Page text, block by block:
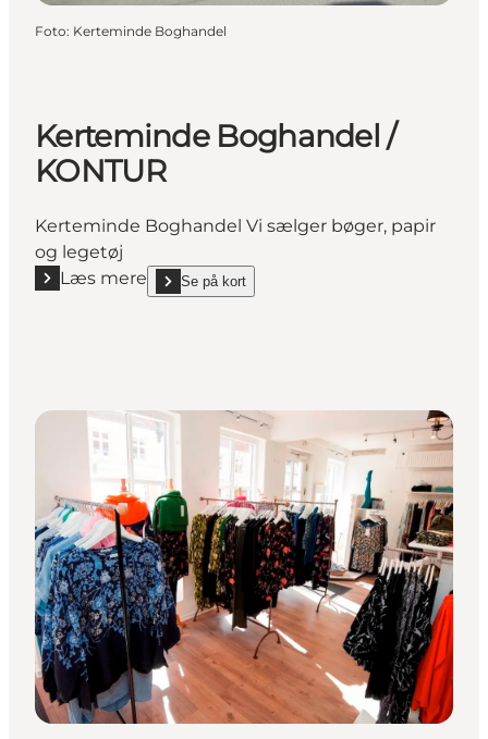
Foto: Kerteminde Boghandel
Kerteminde Boghandel /
KONTUR
Kerteminde Boghandel Vi sælger bøger, papir
og legetøj
Læs mere
Læs mere "Kerteminde Boghandel / KONTUR"
Se på kort
show Kerteminde Boghandel / KONTUR on_map